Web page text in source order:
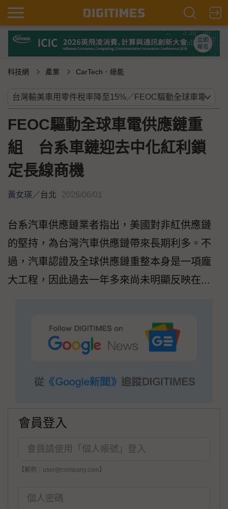
科技網 產業 CarTech．綠能
FEOC驅動全球車電供應鏈重
組 台系車鏈迎去中化紅利鎖
定長線商機
黃女瑛／台北 2026/06/01
台系汽車供應鏈業者指出，美國對非紅供應鏈
的堅持，為台灣汽車供應鏈帶來長期利多。不
過，汽車認證及全球供應鏈重整本身是一項龐
大工程，因此過去一年多來尚未明顯反映在...
會員登入
【範例：user@company.com】